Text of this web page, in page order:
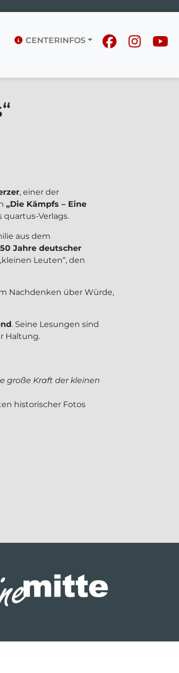
CENTERINFOS
, einer der
„Die Kämpfs – Eine
quartus-Verlags.
aus dem
Jahre deutscher
Leuten“, den
Nachdenken über Würde,
. Seine Lesungen sind
Haltung.
große Kraft der kleinen
historischer Fotos